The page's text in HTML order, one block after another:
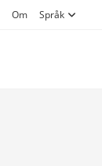
Om Språk